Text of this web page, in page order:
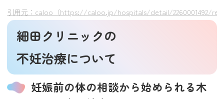
引用元：caloo（https://caloo.jp/hospitals/detail/2260001492/
細田クリニックの
不妊治療について
妊娠前の体の相談から始められる木